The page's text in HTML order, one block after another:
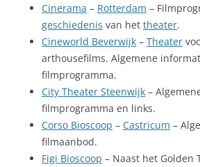
Cinerama – Rotterdam –
geschiedenis van het theater.
Cineworld Beverwijk – Theater
arthousefilms. Algemene
filmprogramma.
City Theater Steenwijk –
filmprogramma en links.
Corso Bioscoop – Castricum –
filmaanbod.
Figi Bioscoop – Naast het Golden